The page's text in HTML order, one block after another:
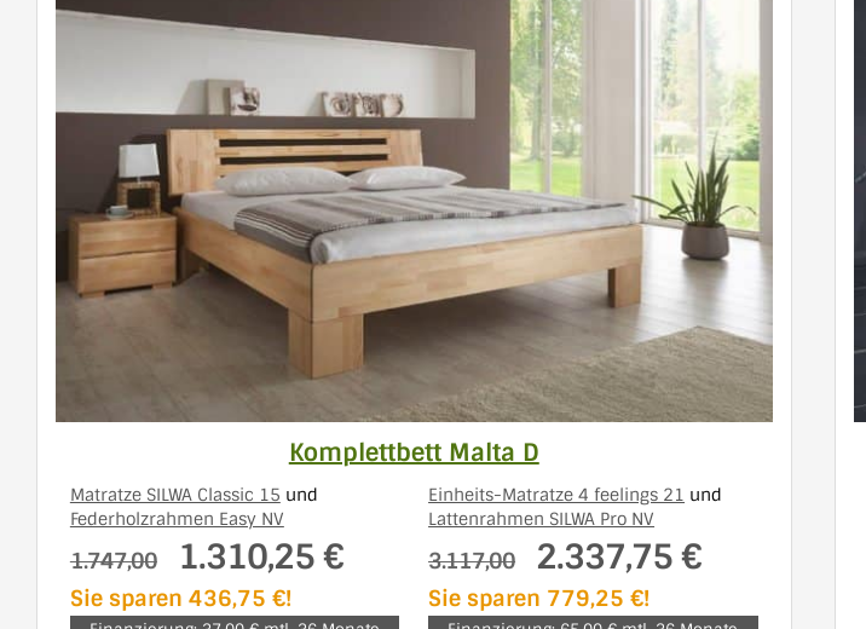
Komplettbett Malta D
Matratze SILWA Classic 15 und
Federholzrahmen Easy NV
1.747,00 1.310,25 €
Sie sparen 436,75 €!
Einheits-Matratze 4 feelings 21 und
Lattenrahmen SILWA Pro NV
3.117,00 2.337,75 €
Sie sparen 779,25 €!